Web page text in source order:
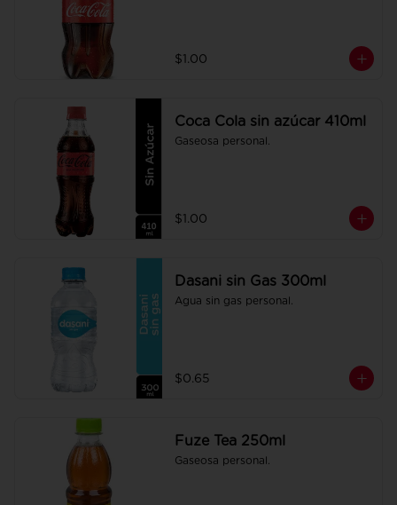
$1.00
Coca Cola sin azúcar 410ml
Gaseosa personal.
$1.00
Dasani sin Gas 300ml
Agua sin gas personal.
$0.65
Fuze Tea 250ml
Gaseosa personal.